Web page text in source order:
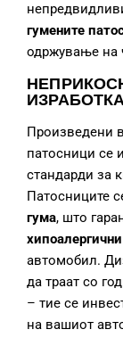
гумените
одржување на
Произведени
патосници се
стандарди за
Патосниците
гума, што
хипоалергични
автомобил.
да траат со
– тие се
на вашиот